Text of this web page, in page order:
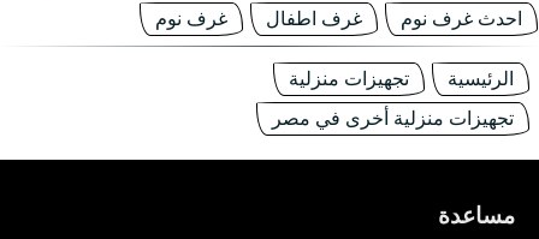
احدث غرف نوم
غرف اطفال غرف نوم
الرئيسية
تجهيزات منزلية
تجهيزات منزلية أخرى في مصر
مساعدة